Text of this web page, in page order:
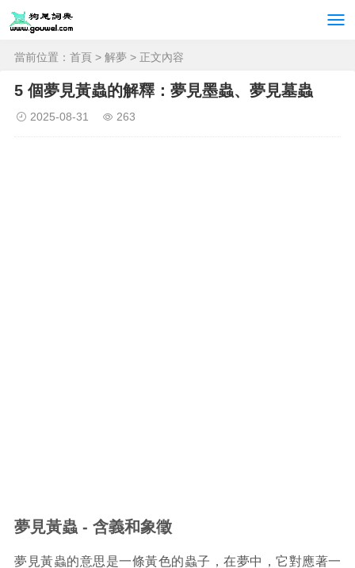
當前位置： 首頁 > 解夢 > 正文內容
5 個夢見黃蟲的解釋：夢見墨蟲、夢見墓蟲
2025-08-31 263
夢見黃蟲 - 含義和象徵
夢見黃蟲的意思是一條黃色的蟲子，在夢中，它對應著一